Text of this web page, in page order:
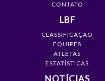
CONTATO
LBF
CLASSIFICAÇÃO
EQUIPES
ATLETAS
ESTATÍSTICAS